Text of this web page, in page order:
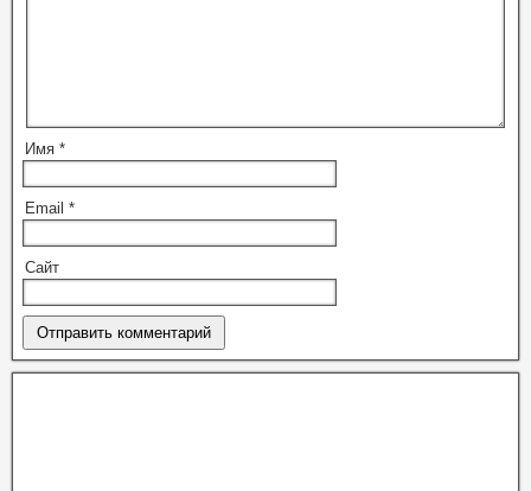
Имя *
Email *
Сайт